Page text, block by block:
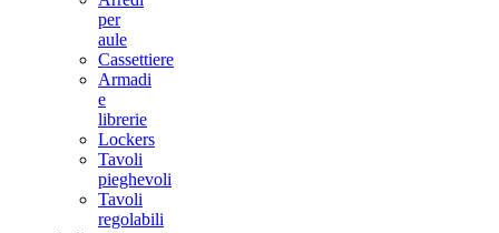
per
aule
Cassettiere
Armadi
e
librerie
Lockers
Tavoli
pieghevoli
Tavoli
regolabili